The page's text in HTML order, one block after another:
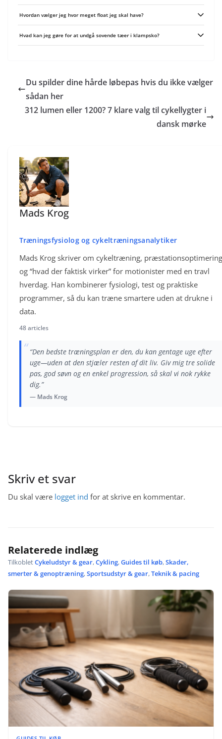
Stram klampen let, tag en kort testtur på 10-20 minutter og mærk efter
knæsmerter, prikken eller ujævn tråd; flyt kun én lille justering ad gangen (2-
3 mm eller et par grader). Gentag tests og lås først helt fast når positionen
blandes direkte. Løsninger er at skifte pedaler, købe en separat sko til hvert
system eller finde specialadaptere/dual-platform-pedaler, men den enkleste
og mest pålidelige vej er at matche sko og pedaler til samme system.
Hvordan vælger jeg hvor meget float jeg skal have?
usikker fodstilling, og mindre float hvis du vil have maksimal power-
transmission og en helt fast fornemmelse. Start konservativt med en
Hvad kan jeg gøre for at undgå sovende tæer i klampsko?
symptomerne ikke forsvinder.
Du spilder dine hårde løbepas hvis du ikke vælger
sådan her
312 lumen eller 1200? 7 klare valg til cykellygter i
dansk mørke
Mads Krog
Træningsfysiolog og cykeltræningsanalytiker
Mads Krog skriver om cykeltræning, præstationsoptimering
og “hvad der faktisk virker” for motionister med en travl
hverdag. Han kombinerer fysiologi, test og praktiske
programmer, så du kan træne smartere uden at drukne i
data.
48 articles
“ “Den bedste træningsplan er den, du kan gentage uge efter
uge—uden at den stjæler resten af dit liv. Giv mig tre solide
pas, god søvn og en enkel progression, så skal vi nok rykke
dig.”
— Mads Krog
Skriv et svar
Du skal være logget ind for at skrive en kommentar.
Relaterede indlæg
TilkobletCykeludstyr & gear,Cykling,Guides til køb,Skader,
smerter & genoptræning,Sportsudstyr & gear,Teknik & pacing